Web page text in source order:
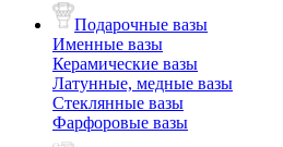
Подарочные вазы
Именные вазы
Керамические вазы
Латунные, медные вазы
Стеклянные вазы
Фарфоровые вазы